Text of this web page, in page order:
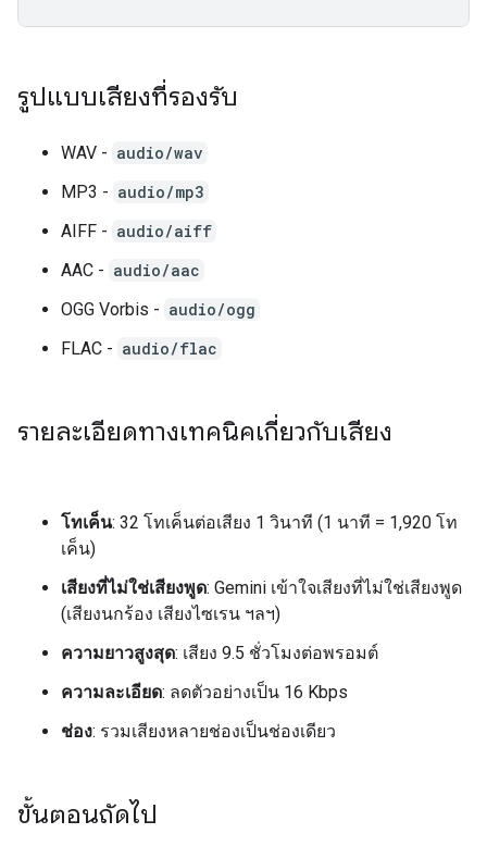
รูปแบบเสียงที่รองรับ
WAV - audio/wav
MP3 - audio/mp3
AIFF - audio/aiff
AAC - audio/aac
OGG Vorbis - audio/ogg
FLAC - audio/flac
รายละเอียดทางเทคนิคเกี่ยวกับเสียง
โทเค็น: 32 โทเค็นต่อเสียง 1 วินาที (1 นาที = 1,920 โท
เค็น)
เสียงที่ไม่ใช่เสียงพูด: Gemini เข้าใจเสียงที่ไม่ใช่เสียงพูด
(เสียงนกร้อง เสียงไซเรน ฯลฯ)
ความยาวสูงสุด: เสียง 9.5 ชั่วโมงต่อพรอมต์
ความละเอียด: ลดตัวอย่างเป็น 16 Kbps
ช่อง: รวมเสียงหลายช่องเป็นช่องเดียว
ขั้นตอนถัดไป